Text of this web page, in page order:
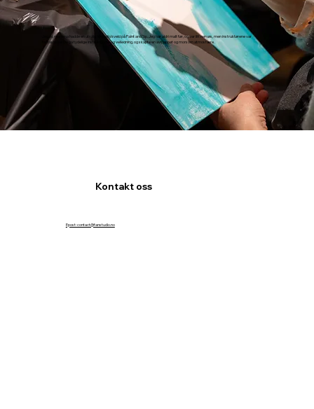
Jeg og mamma hadde en utrolig hyggelig kveld på Paint and Sip. Jeg har aldri malt før, og var litt nervøs, men instruktørene var
fantastiske! De ga tydelige instruksjoner og veiledning, og skapte en avslappet og morsom atmosfære.
Kontakt oss
Epost: contact@fanstudio.no